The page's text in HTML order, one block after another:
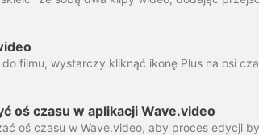
oś czasu w aplikacji Wave.video